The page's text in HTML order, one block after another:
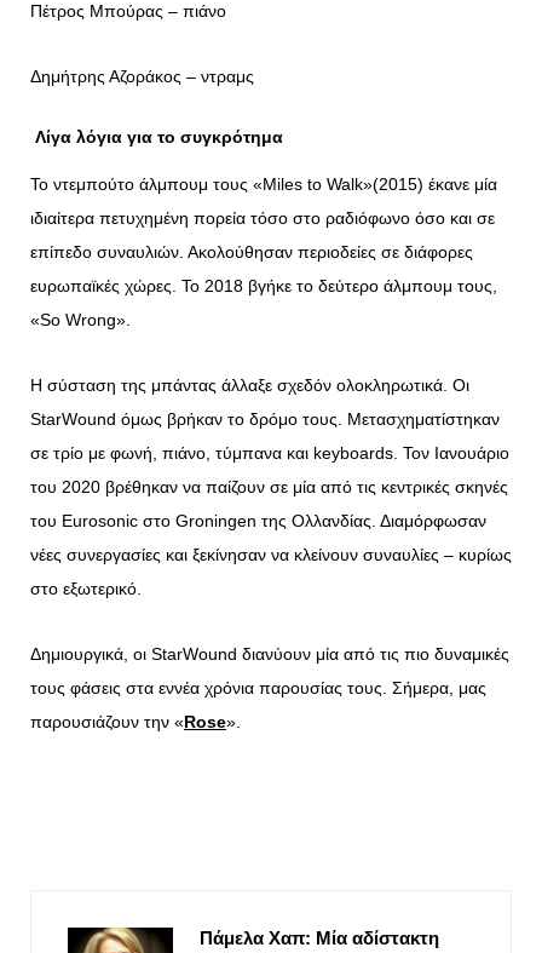
Πέτρος Μπούρας – πιάνο
Δημήτρης Αζοράκος – ντραμς
Λίγα λόγια για το συγκρότημα
Το ντεμπούτο άλμπουμ τους «Miles to Walk»(2015) έκανε μία
ιδιαίτερα πετυχημένη πορεία τόσο στο ραδιόφωνο όσο και σε
επίπεδο συναυλιών. Ακολούθησαν περιοδείες σε διάφορες
ευρωπαϊκές χώρες. Το 2018 βγήκε το δεύτερο άλμπουμ τους,
«So Wrong».
Η σύσταση της μπάντας άλλαξε σχεδόν ολοκληρωτικά. Οι
StarWound όμως βρήκαν το δρόμο τους. Μετασχηματίστηκαν
σε τρίο με φωνή, πιάνο, τύμπανα και keyboards. Τον Ιανουάριο
του 2020 βρέθηκαν να παίζουν σε μία από τις κεντρικές σκηνές
του Eurosonic στο Groningen της Ολλανδίας. Διαμόρφωσαν
νέες συνεργασίες και ξεκίνησαν να κλείνουν συναυλίες – κυρίως
στο εξωτερικό.
Δημιουργικά, οι StarWound διανύουν μία από τις πιο δυναμικές
τους φάσεις στα εννέα χρόνια παρουσίας τους. Σήμερα, μας
παρουσιάζουν την «Rose».
Πάμελα Χαπ: Μία αδίστακτη